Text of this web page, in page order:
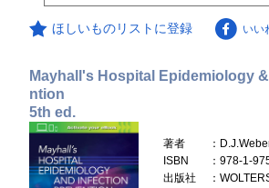
ほしいものリストに登録 いい
Mayhall's Hospital Epidemiology
ntion
5th ed.
著者
：
ISBN
：978-1-
出版社
：